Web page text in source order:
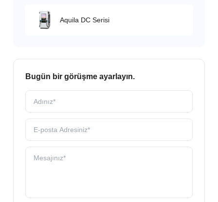
Aquila DC Serisi
Bugün bir görüşme ayarlayın.